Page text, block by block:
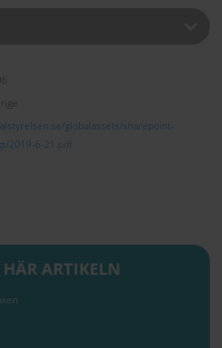
globalassets/sharepoint-
2019-6-21.pdf
ARTIKELN